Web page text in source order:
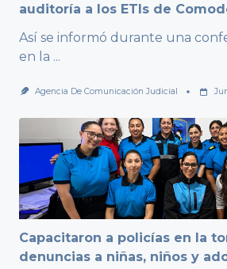
auditoría a los ETIs de
Así se informó durante una
en la ...
Agencia De Comunicación Judicial
Capacitaron a policías en la
denuncias a niñas, niños y